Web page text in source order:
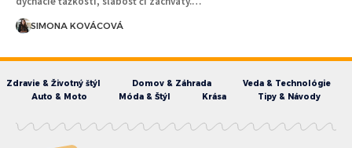
SIMONA KOVÁCOVÁ
Zdravie & Životný štýl Domov & Záhrada
Veda & Technológie
Auto & Moto
Móda & Štýl Krása Tipy & Návody